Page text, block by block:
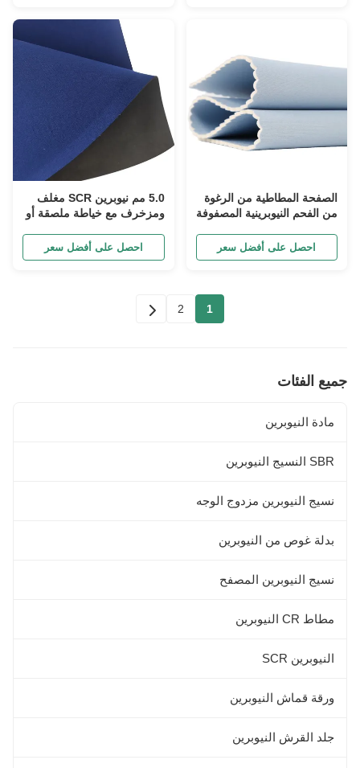
الصفحة المطاطية من الرغوة
من الفحم النيوبرينية المصفوفة
احصل على أفضل سعر
5.0 مم نيوبرين SCR مغلف
ومزخرف مع خياطة ملصقة أو
احصل على أفضل سعر
1
2
جميع الفئات
مادة النيوبرين
SBR النسيج النيوبرين
نسيج النيوبرين مزدوج الوجه
بدلة غوص من النيوبرين
نسيج النيوبرين المصفح
مطاط CR النيوبرين
النيوبرين SCR
ورقة قماش النيوبرين
جلد القرش النيوبرين